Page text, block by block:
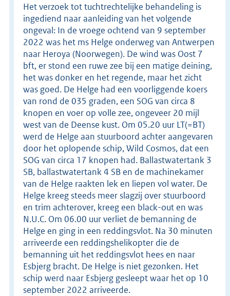
Het verzoek tot tuchtrechtelijke behandeling is
ingediend naar aanleiding van het volgende
ongeval: In de vroege ochtend van 9 september
2022 was het ms Helge onderweg van Antwerpen
naar Heroya (Noorwegen). De wind was Oost 7
bft, er stond een ruwe zee bij een matige deining,
het was donker en het regende, maar het zicht
was goed. De Helge had een voorliggende koers
van rond de 035 graden, een SOG van circa 8
knopen en voer op volle zee, ongeveer 20 mijl
west van de Deense kust. Om 05.20 uur LT(=BT)
werd de Helge aan stuurboord achter aangevaren
door het oplopende schip, Wild Cosmos, dat een
SOG van circa 17 knopen had. Ballastwatertank 3
SB, ballastwatertank 4 SB en de machinekamer
van de Helge raakten lek en liepen vol water. De
Helge kreeg steeds meer slagzij over stuurboord
en trim achterover, kreeg een black-out en was
N.U.C. Om 06.00 uur verliet de bemanning de
Helge en ging in een reddingsvlot. Na 30 minuten
arriveerde een reddingshelikopter die de
bemanning uit het reddingsvlot hees en naar
Esbjerg bracht. De Helge is niet gezonken. Het
schip werd naar Esbjerg gesleept waar het op 10
september 2022 arriveerde.